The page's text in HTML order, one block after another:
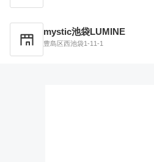
mystic池袋LUMINE
豊島区西池袋1-11-1